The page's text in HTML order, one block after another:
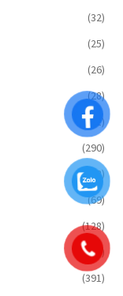
(32)
(25)
(26)
(28)
(141)
(290)
(153)
(69)
(128)
(71)
(391)